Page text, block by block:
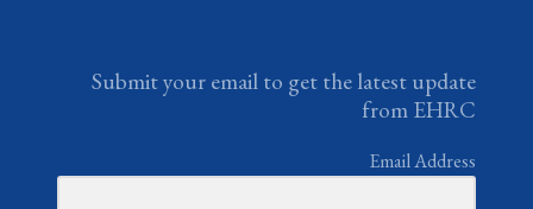
Submit your email to get the latest update
from EHRC
Email Address